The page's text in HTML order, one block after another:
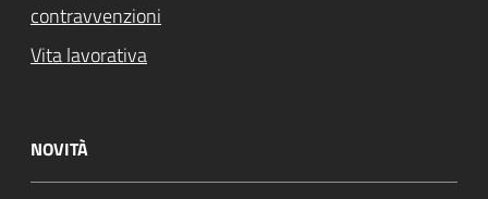
contravvenzioni
Vita lavorativa
NOVITÀ